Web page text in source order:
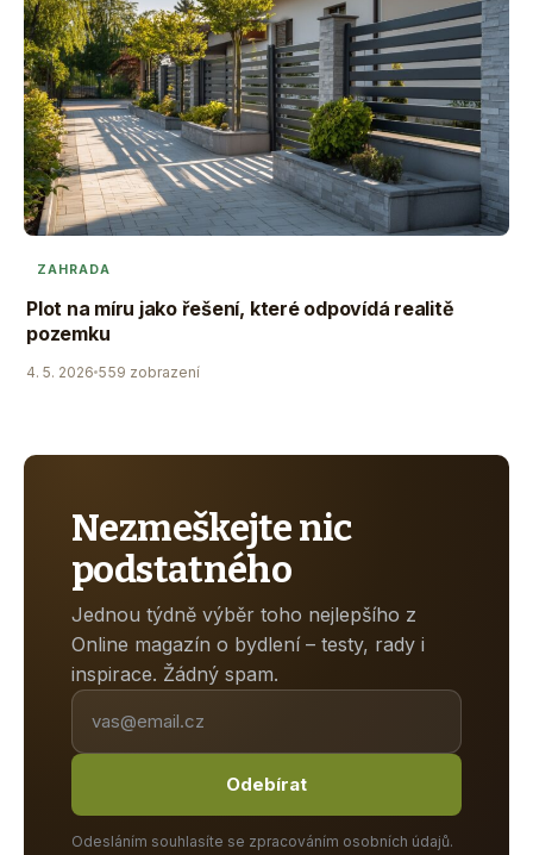
ZAHRADA
Plot na míru jako řešení, které odpovídá realitě
pozemku
4. 5. 2026 559 zobrazení
Nezmeškejte nic
podstatného
Jednou týdně výběr toho nejlepšího z
Online magazín o bydlení – testy, rady i
inspirace. Žádný spam.
Odebírat
Odesláním souhlasíte se zpracováním osobních údajů.